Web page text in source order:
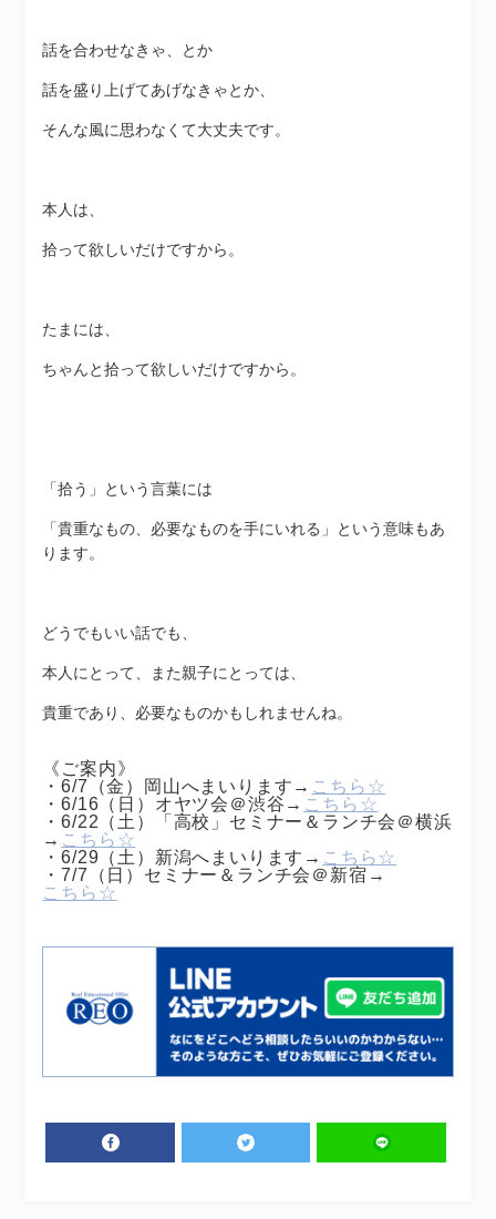
話を合わせなきゃ、とか
話を盛り上げてあげなきゃとか、
そんな風に思わなくて大丈夫です。
本人は、
拾って欲しいだけですから。
たまには、
ちゃんと拾って欲しいだけですから。
「拾う」という言葉には
「貴重なもの、必要なものを手にいれる」という意味もあ
ります。
どうでもいい話でも、
本人にとって、また親子にとっては、
貴重であり、必要なものかもしれませんね。
《ご案内》
・6/7（金）岡山へまいります→ こちら☆
・6/16（日）オヤツ会＠渋谷→ こちら☆
・6/22（土）「高校」セミナー＆ランチ会＠横浜
→ こちら☆
・6/29（土）新潟へまいります→ こちら☆
・7/7（日）セミナー＆ランチ会＠新宿→
こちら☆